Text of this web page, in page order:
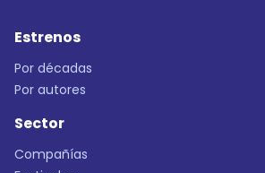
Estrenos
Por décadas
Por autores
Sector
Compañías